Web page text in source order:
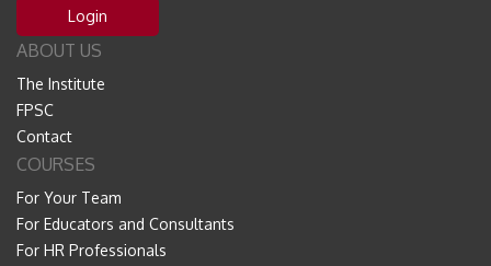
Login
ABOUT US
The Institute
FPSC
Contact
COURSES
For Your Team
For Educators and Consultants
For HR Professionals